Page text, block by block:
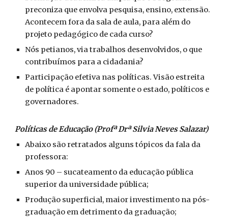
preconiza que envolva pesquisa, ensino, extensão.
Acontecem fora da sala de aula, para além do
projeto pedagógico de cada curso?
Nós petianos, via trabalhos desenvolvidos, o que
contribuímos para a cidadania?
Participação efetiva nas políticas. Visão estreita
de política é apontar somente o estado, políticos e
governadores.
Políticas de Educação (Profª Drª Silvia Neves Salazar)
Abaixo são retratados alguns tópicos da fala da
professora:
Anos 90 – sucateamento da educação pública
superior da universidade pública;
Produção superficial, maior investimento na pós-
graduação em detrimento da graduação;